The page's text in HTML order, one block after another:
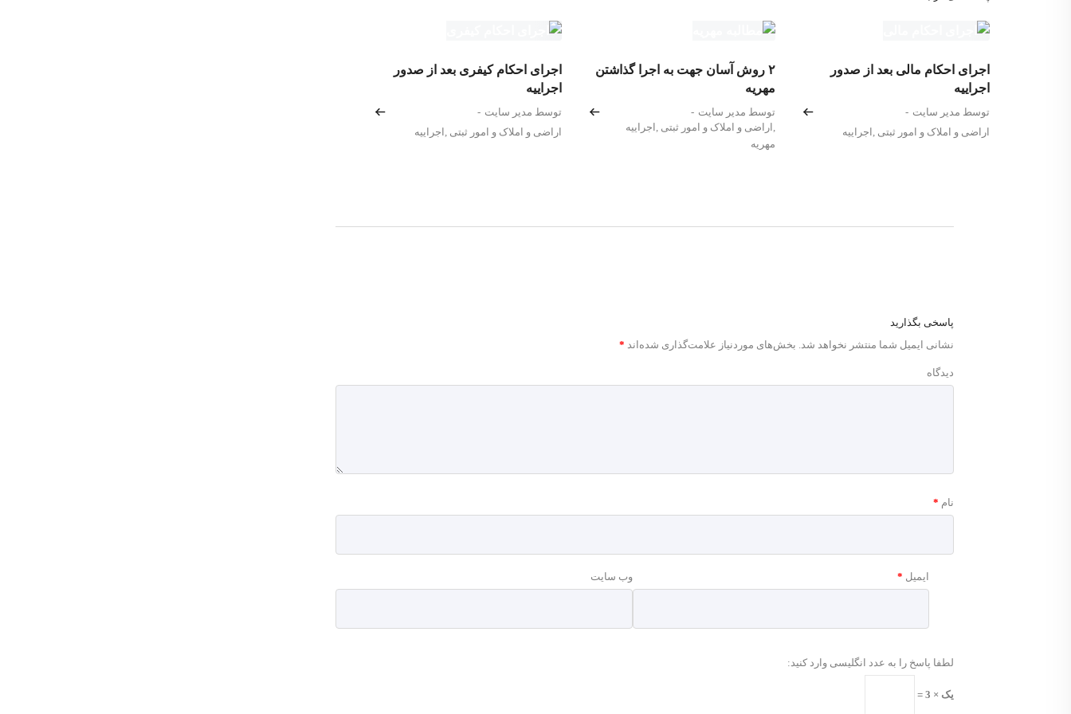
اجرای احکام مالی بعد از صدور
اجراییه
توسط مدیر سایت -
اجراییه , اراضی و املاک و امور ثبتی
۲ روش آسان جهت به اجرا گذاشتن
مهریه
توسط مدیر سایت -
اجراییه , اراضی و املاک و امور ثبتی ,
مهریه
اجرای احکام کیفری بعد از صدور
اجراییه
توسط مدیر سایت -
اجراییه , اراضی و املاک و امور ثبتی
پاسخی بگذارید
نشانی ایمیل شما منتشر نخواهد شد. بخش‌های موردنیاز علامت‌گذاری شده‌اند *
دیدگاه
نام *
ایمیل * وب‌ سایت
لطفا پاسخ را به عدد انگلیسی وارد کنید:
یک × 3 =